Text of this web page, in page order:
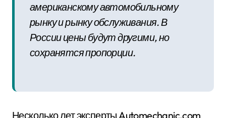
американскому автомобильному
рынку и рынку обслуживания. В
России цены будут другими, но
сохранятся пропорции.
Несколько лет эксперты Automechanic.com